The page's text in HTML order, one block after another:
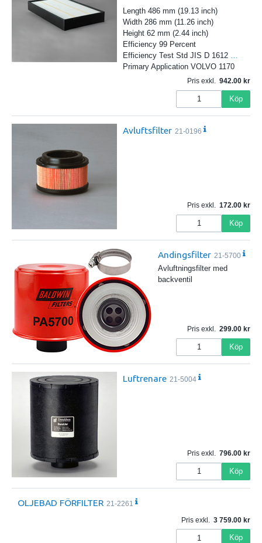
Length 486 mm (19.13 inch)
Width 286 mm (11.26 inch)
Height 62 mm (2.44 inch)
Efficiency 99 Percent
Efficiency Test Std JIS D 1612
Primary Application VOLVO 1170
Pris exkl. 942.00
Köp
Avluftsfilter 21-0196
Pris exkl. 172.00
Köp
Andingsfilter 21-5700
Avluftningsfilter med
backventil
Pris exkl. 299.00
Köp
Luftrenare 21-5004
Pris exkl. 796.00
Köp
OLJEBAD FÖRFILTER 21-2261
Pris exkl.
3 759.00
Köp